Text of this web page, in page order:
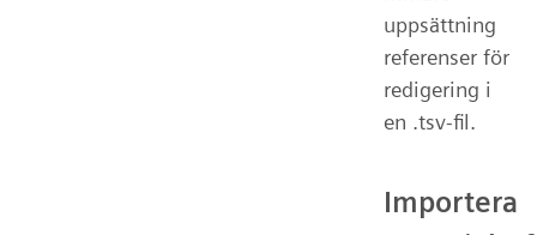
uppsättning
referenser för
redigering i
en .tsv-fil.
Importera